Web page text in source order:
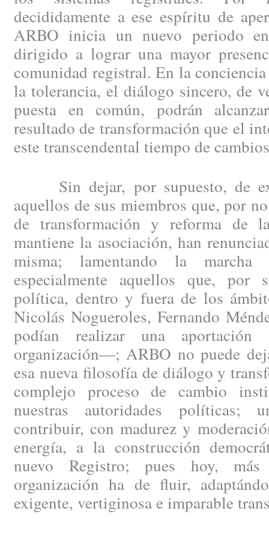
decididamente a ese espíritu de
ARBO inicia un nuevo periodo
dirigido a lograr una mayor
comunidad registral. En la
la tolerancia, el diálogo sincero, de
puesta en común, podrán
resultado de transformación que el
este transcendental tiempo de
Sin dejar, por supuesto, de
aquellos de sus miembros que, por
de transformación y reforma de
mantiene la asociación, han
misma; lamentando la
especialmente aquellos que, por
política, dentro y fuera de los
Nicolás Nogueroles, Fernando
podían realizar una aportación
organización—; ARBO no puede
esa nueva filosofía de diálogo y
complejo proceso de cambio
nuestras autoridades políticas;
contribuir, con madurez y
energía, a la construcción
nuevo Registro; pues hoy,
organización ha de fluir,
exigente, vertiginosa e imparable